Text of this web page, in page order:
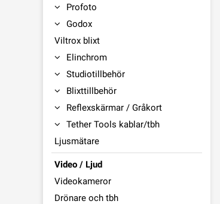
Profoto
Godox
Viltrox blixt
Elinchrom
Studiotillbehör
Blixttillbehör
Reflexskärmar / Gråkort
Tether Tools kablar/tbh
Ljusmätare
Video / Ljud
Videokameror
Drönare och tbh